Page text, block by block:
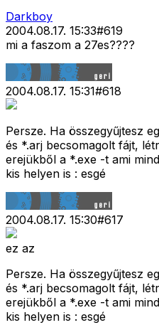
Darkboy
2004.08.17. 15:33#619
mi a faszom a 27es????
2004.08.17. 15:31#618
Persze. Ha összegyűjtesz
és *.arj becsomagolt fájt,
erejükből a *.exe -t ami
kis helyen is : esgé
2004.08.17. 15:30#617
ez az
Persze. Ha összegyűjtesz
és *.arj becsomagolt fájt,
erejükből a *.exe -t ami
kis helyen is : esgé